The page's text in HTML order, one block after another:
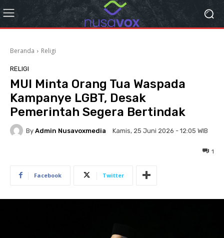
Beranda Religi
RELIGI
MUI Minta Orang Tua Waspada
Kampanye LGBT, Desak
Pemerintah Segera Bertindak
By Admin Nusavoxmedia Kamis, 25 Juni 2026 - 12:05 WIB
1
Facebook Twitter